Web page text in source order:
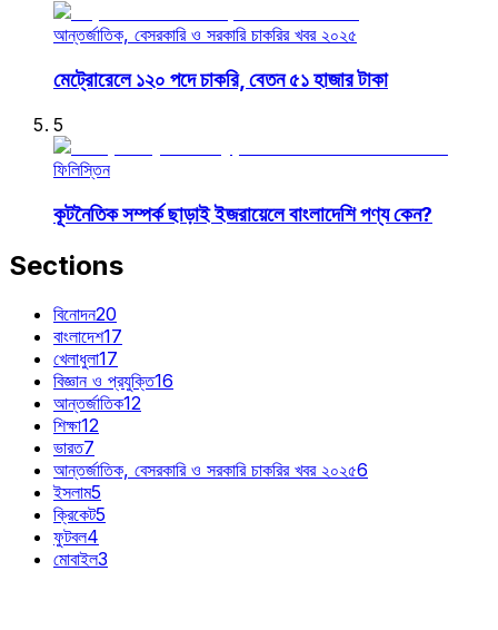
আন্তর্জাতিক, বেসরকারি ও সরকারি চাকরির খবর ২০২৫
মেট্রোরেলে ১২০ পদে চাকরি, বেতন ৫১ হাজার টাকা
5
ফিলিস্তিন
কূটনৈতিক সম্পর্ক ছাড়াই ইজরায়েলে বাংলাদেশি পণ্য কেন?
Sections
বিনোদন20
বাংলাদেশ17
খেলাধুলা17
বিজ্ঞান ও প্রযুক্তি16
আন্তর্জাতিক12
শিক্ষা12
ভারত7
আন্তর্জাতিক, বেসরকারি ও সরকারি চাকরির খবর ২০২৫6
ইসলাম5
ক্রিকেট5
ফুটবল4
মোবাইল3